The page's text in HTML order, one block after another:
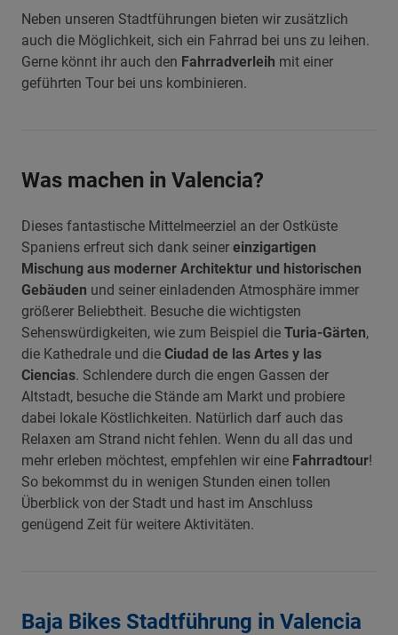
Neben unseren Stadtführungen bieten wir zusätzlich
auch die Möglichkeit, sich ein Fahrrad bei uns zu leihen.
Gerne könnt ihr auch den Fahrradverleih mit einer
geführten Tour bei uns kombinieren.
Was machen in Valencia?
Dieses fantastische Mittelmeerziel an der Ostküste
Spaniens erfreut sich dank seiner einzigartigen
Mischung aus moderner Architektur und historischen
Gebäuden und seiner einladenden Atmosphäre immer
größerer Beliebtheit. Besuche die wichtigsten
Sehenswürdigkeiten, wie zum Beispiel die Turia-Gärten,
die Kathedrale und die Ciudad de las Artes y las
Ciencias. Schlendere durch die engen Gassen der
Altstadt, besuche die Stände am Markt und probiere
dabei lokale Köstlichkeiten. Natürlich darf auch das
Relaxen am Strand nicht fehlen. Wenn du all das und
mehr erleben möchtest, empfehlen wir eine Fahrradtour!
So bekommst du in wenigen Stunden einen tollen
Überblick von der Stadt und hast im Anschluss
genügend Zeit für weitere Aktivitäten.
Baja Bikes Stadtführung in Valencia